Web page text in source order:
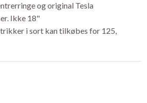
og original Tesla
Ikke 18"
i sort kan tilkøbes for 125,